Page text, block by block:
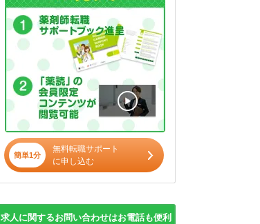
簡単1分
無料転職サポート
に申し込む
求人に関するお問い合わせはお電話も便利